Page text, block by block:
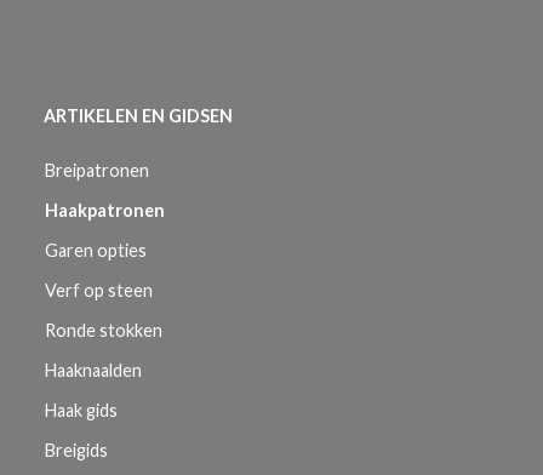
ARTIKELEN EN GIDSEN
Breipatronen
Haakpatronen
Garen opties
Verf op steen
Ronde stokken
Haaknaalden
Haak gids
Breigids